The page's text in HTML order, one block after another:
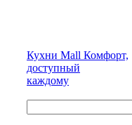
Кухни Mall Комфорт,
доступный
каждому